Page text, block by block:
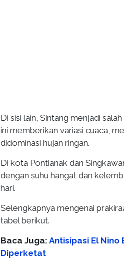
Di sisi lain, Sintang menjadi
ini memberikan variasi cuaca,
didominasi hujan ringan.
Di kota Pontianak dan
dengan suhu hangat dan
hari.
Selengkapnya mengenai
tabel berikut.
Baca Juga: Antisipasi El Nino
Diperketat